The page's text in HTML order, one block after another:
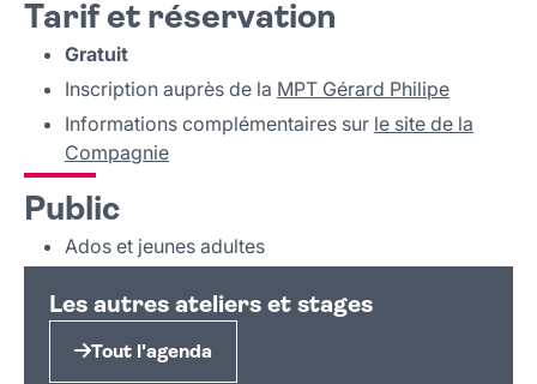
Tarif et réservation
Gratuit
Inscription auprès de la MPT Gérard Philipe
Informations complémentaires sur le site de la
Compagnie
Public
Ados et jeunes adultes
Les autres ateliers et stages
Tout l'agenda